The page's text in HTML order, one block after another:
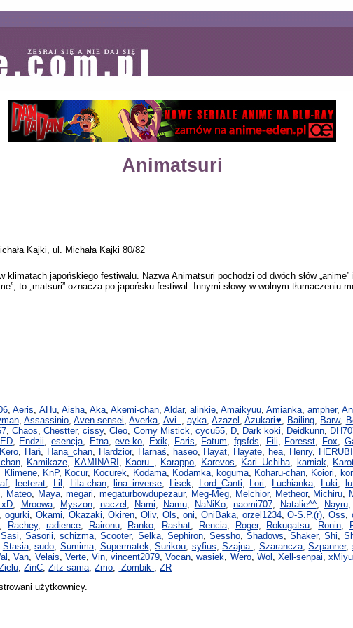
Animatsuri
Kajki, ul. Michała Kajki 80/82
japońskiego festiwalu. Nazwa Animatsuri pochodzi od dwóch słów
to „matsuri” oznacza po japońsku festiwal. Innymi słowy w wolnym tłumaczeniu
,Aeris AHu, Aisha, Aka, Akemi-chan, Aldar, alinkie, Amaikyuu, Amianka, ampher,
, Assassinio,Aven-sensei ,Averka Avi_ ayka,Azazel ,Azukari♥ Bailing Barw,
,Chaos ,Chestter,cissy,Cleo Corny Mistick cycu55, D, Dark koki Deidkunn
, Endzii ,esencja Etna,eve-ko Exik Faris Fatum fgsfds Fili Foresst Fox
Hań Hana_chan Hardzior, Harnaś haseo, Hayat Hayate ,hea Henry,
, Kamikaze KAMINARI Kaoru_ Karappo Karevos Kari_Uchiha karniak
Klimene, KnP, Kocur, Kocurek Kodama, Kodamka, koguma, Koharu-chan Koiori
,leeterat Lil Lila-chan,lina inverse Lisek Lord_Canti Lori Luchianka Luki
Mateo, Maya,megari ,megaturbowdupezaur, Meg-Meg, Melchior, Metheor, Michiru
Mroowa, Myszon, naczel Nami Namu, NaNiKo, naomi707, Natalie^^, Nayru,
,ogurki Okami Okazaki ,Okiren ,Oliv,Ols oni OniBaka, orzel1234,O-S.P.(r) ,Oss
Rachey, radience, Raironu, Ranko Rashat Rencia, Roger, Rokugatsu Ronin
,Sasi ,Sasorii ,schizma ,Scooter, Selka, Sephiron, Sessho, Shadows ,Shaker,Shi ,
Stasia,sudo Sumima, Supermatek ,Surikou syfius ,Szajna. Szarancza,Szpanner,
,Van Velais Verte, Vin,vincent2079 ,Vocan ,wasiek Wero, Wol Xell-senpai
,ZinC ,Zitz-sama ,Zmo ,-Zombik- ,ZR
użytkownicy.